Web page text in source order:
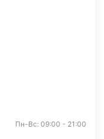
Пн-Вс: 09:00 - 21:00